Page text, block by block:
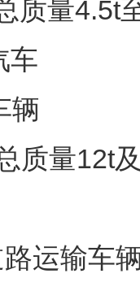
质量4.5t
车
辆
质量12t
路运输车